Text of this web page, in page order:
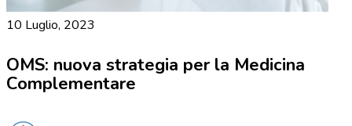
10 Luglio, 2023
OMS: nuova strategia per la Medicina
Complementare